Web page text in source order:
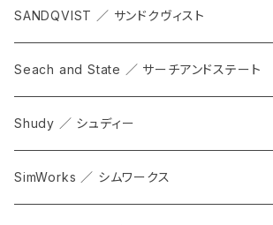
SANDQVIST ／ サンドクヴィスト
Seach and State ／ サーチアンドステート
Shudy ／ シュディー
SimWorks ／ シムワークス